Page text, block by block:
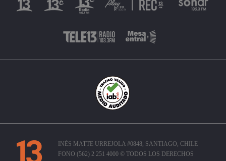
INÉS MATTE URREJOLA #0848, SANTIAGO, CHILE
FONO (562) 2 251 4000 © TODOS LOS DERECHOS